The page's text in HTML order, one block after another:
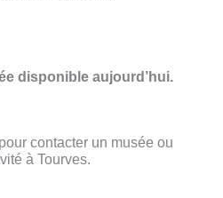
disponible aujourd’hui.
contacter un musée ou
à Tourves.